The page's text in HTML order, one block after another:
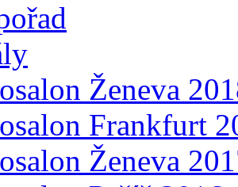
Ženeva
Frankfurt
Ženeva